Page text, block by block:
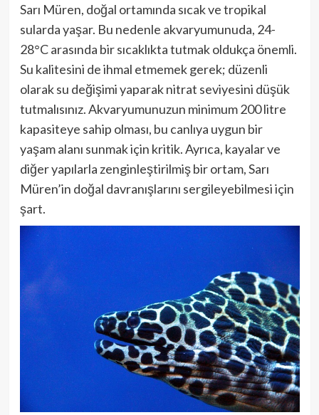
Sarı Müren, doğal ortamında sıcak ve tropikal
sularda yaşar. Bu nedenle akvaryumunuda, 24-
28°C arasında bir sıcaklıkta tutmak oldukça önemli.
Su kalitesini de ihmal etmemek gerek; düzenli
olarak su değişimi yaparak nitrat seviyesini düşük
tutmalısınız. Akvaryumunuzun minimum 200 litre
kapasiteye sahip olması, bu canlıya uygun bir
yaşam alanı sunmak için kritik. Ayrıca, kayalar ve
diğer yapılarla zenginleştirilmiş bir ortam, Sarı
Müren’in doğal davranışlarını sergileyebilmesi için
şart.